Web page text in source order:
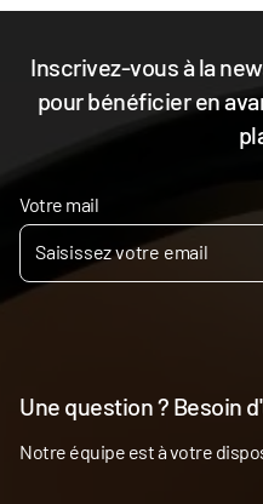
Inscrivez-vous à la
pour bénéficier en
Votre mail
Une question ? Besoin
Notre équipe est à votre